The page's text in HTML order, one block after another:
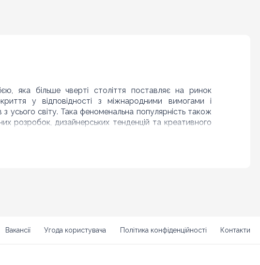
яка більше чверті століття поставляє на ринок
у відповідності з міжнародними вимогами і
усього світу. Така феноменальна популярність також
розробок, дизайнерських тенденцій та креативного
Вакансії Угода користувача Політика конфіденційності Контакти